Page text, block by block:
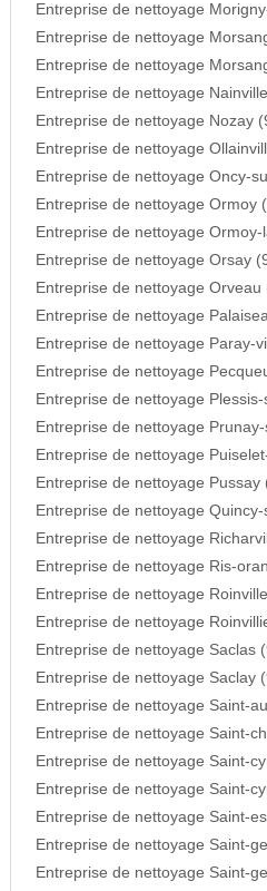
Entreprise de nettoyage
Entreprise de nettoyage
Entreprise de nettoyage
Entreprise de nettoyage
Entreprise de nettoyage Nozay
Entreprise de nettoyage
Entreprise de nettoyage Oncy-
Entreprise de nettoyage Ormoy
Entreprise de nettoyage
Entreprise de nettoyage Orsay
Entreprise de nettoyage Orveau
Entreprise de nettoyage
Entreprise de nettoyage Paray-
Entreprise de nettoyage
Entreprise de nettoyage
Entreprise de nettoyage
Entreprise de nettoyage
Entreprise de nettoyage Pussay
Entreprise de nettoyage
Entreprise de nettoyage
Entreprise de nettoyage Ris-
Entreprise de nettoyage
Entreprise de nettoyage
Entreprise de nettoyage Saclas
Entreprise de nettoyage Saclay
Entreprise de nettoyage Saint-
Entreprise de nettoyage Saint-
Entreprise de nettoyage Saint-
Entreprise de nettoyage Saint-
Entreprise de nettoyage Saint-
Entreprise de nettoyage Saint-
Entreprise de nettoyage Saint-